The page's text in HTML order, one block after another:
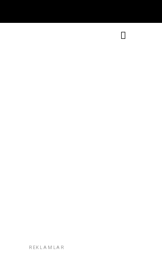
REKLAMLAR